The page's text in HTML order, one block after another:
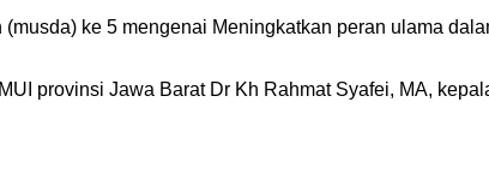
ke 5 mengenai Meningkatkan peran ulama
provinsi Jawa Barat Dr Kh Rahmat Syafei, MA,